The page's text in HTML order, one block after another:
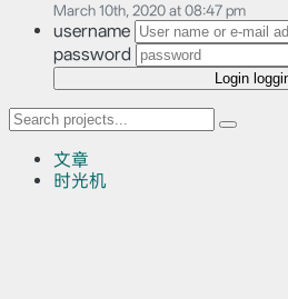
March 10th, 2020 at 08:47 pm
username
password
Login
文章
时光机